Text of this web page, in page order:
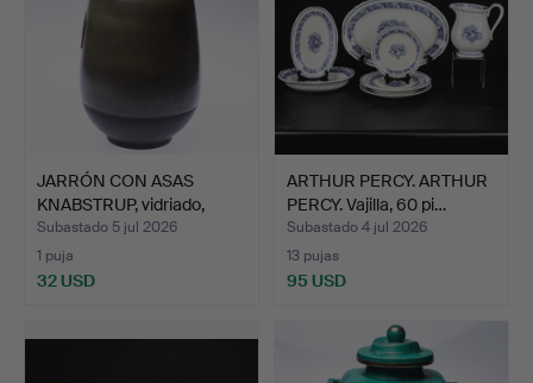
JARRÓN CON ASAS
KNABSTRUP, vidriado,
made …
Subastado 5 jul 2026
1 puja
32 USD
ARTHUR PERCY. ARTHUR
PERCY. Vajilla, 60 pi…
Subastado 4 jul 2026
13 pujas
95 USD